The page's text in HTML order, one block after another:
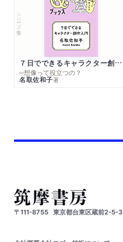
シリーズ・全集
７日でできるキャラクター創作入門
─想像って役立つの？
名取佐和子著
〒111-8755 東京都台東区蔵前2-5-3